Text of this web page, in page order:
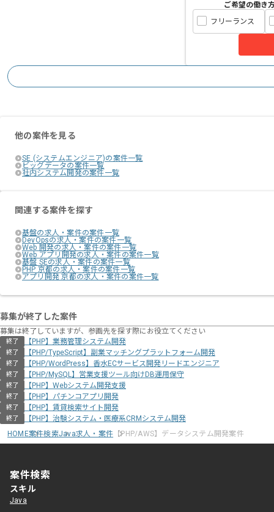
ご希望の働き
フリーランス
他の案件を見る
SE (システムエンジニア)の案件一覧
ビッグデータの案件一覧
社内システム開発の案件一覧
関連する案件を探す
基盤の求人・案件の案件一覧
DevOpsの求人・案件の案件一覧
Web 開発の求人・案件の案件一覧
Web アプリ開発の求人・案件の案件一覧
基盤 SEの求人・案件の案件一覧
PHP 京都の求人・案件の案件一覧
アプリ開発 京都の求人・案件の案件一覧
募集が終了した案件
募集は終了していますが、参画先を探す際にお役立てください
終了 【PHP】業務管理システム開発
終了 【PHP/TypeScript】副業マッチングプラットフォーム開発
終了 【PHP/WordPress】香水ECサービス開発リードエンジニア
終了 【PHP/MySQL】営業支援ツール向けDB運用保守
終了 【PHP】Webシステム開発支援
終了 【PHP】パチンコアプリ開発
終了 【PHP】賃貸検索サイト開発
終了
【PHP】治験システム・医療系CRMシステム開発
HOME案件検索Java求人・案件 【PHP/AWS】データシステム開発案件
案件検索
スキル
Java